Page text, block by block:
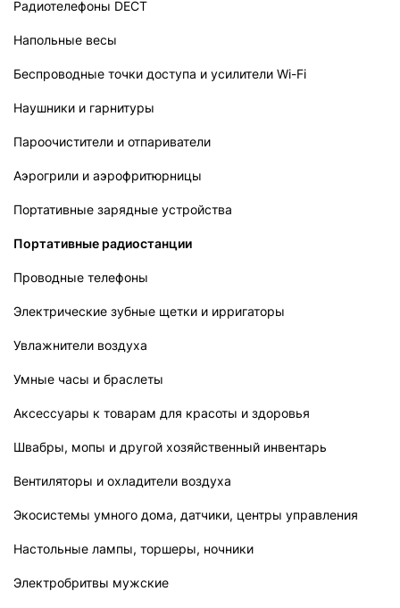
Радиотелефоны DECT
Напольные весы
Беспроводные точки доступа и усилители Wi-Fi
Наушники и гарнитуры
Пароочистители и отпариватели
Аэрогрили и аэрофритюрницы
Портативные зарядные устройства
Портативные радиостанции
Проводные телефоны
Электрические зубные щетки и ирригаторы
Увлажнители воздуха
Умные часы и браслеты
Аксессуары к товарам для красоты и здоровья
Швабры, мопы и другой хозяйственный инвентарь
Вентиляторы и охладители воздуха
Экосистемы умного дома, датчики, центры управления
Настольные лампы, торшеры, ночники
Электробритвы мужские